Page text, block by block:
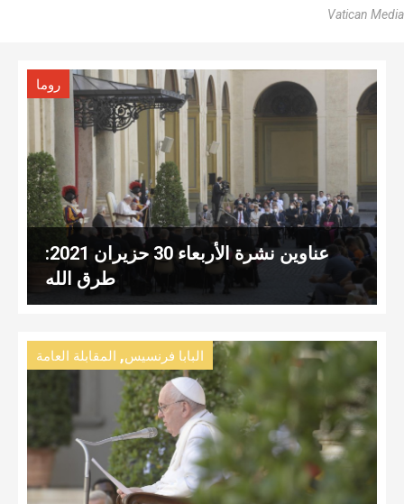
Vatican Media
روما
عناوين نشرة الأربعاء 30 حزيران 2021:
طرق الله
البابا فرنسيس, المقابلة العامة